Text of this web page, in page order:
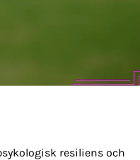
resiliens och